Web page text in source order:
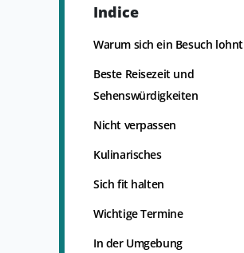
Indice
Warum sich ein Besuch lohnt
Beste Reisezeit und
Sehenswürdigkeiten
Nicht verpassen
Kulinarisches
Sich fit halten
Wichtige Termine
In der Umgebung